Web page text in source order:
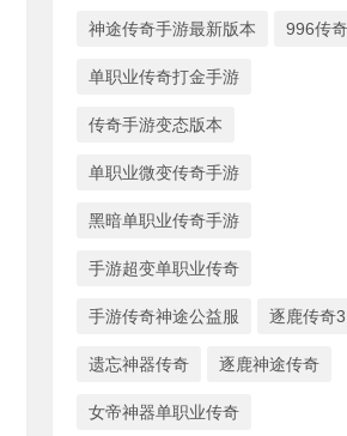
神途传奇手游最新版本 996传
单职业传奇打金手游
传奇手游变态版本
单职业微变传奇手游
黑暗单职业传奇手游
手游超变单职业传奇
手游传奇神途公益服 逐鹿传奇3
遗忘神器传奇 逐鹿神途传奇
女帝神器单职业传奇